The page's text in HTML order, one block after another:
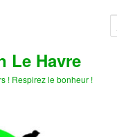
Le Havre
! Respirez le bonheur !